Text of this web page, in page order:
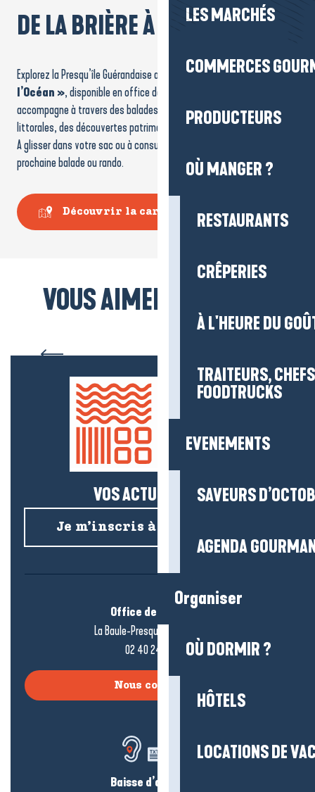
LES MARCHÉS
COMMERCES
PRODUCTEURS
OÙ MANGER ?
RESTAURANTS
CRÊPERIES
À L'HEURE DU
TRAITEURS,
FOODTRUCKS
EVENEMENTS
SAVEURS
AGENDA
Organiser
OÙ DORMIR ?
HÔTELS
LOCATIONS DE
DE LA BRIÈRE À L'OCÉAN
Explorez la Presqu’île Guérandaise avec la carte« De la Brière à
l’Océan », disponible en office de tourisme et en ligne. Elle vous
accompagne à travers des balades urbaines, des échappées
littorales, des découvertes patrimoniales et des escapades nature…
A glisser dans votre sac ou à consulter en amont pour préparer votre
prochaine balade ou rando.
Découvrir la carte
VOUS AIMEREZ AUSSI...
VOS ACTUS SALÉES !
Je m’inscris à la newsletter
Office de tourisme
La Baule-Presqu’île de Guérande
02 40 24 34 44
Nous contacter
Baisse d’audition ?